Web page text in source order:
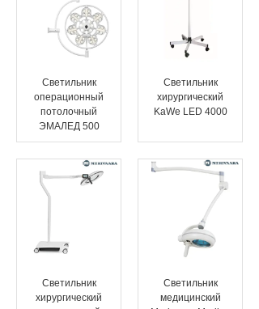
Светильник
операционный
потолочный
ЭМАЛЕД 500
Светильник
хирургический
KaWe LED 4000
Светильник
хирургический
Светильник
медицинский